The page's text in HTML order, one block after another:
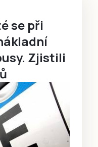
se při
Zjistili